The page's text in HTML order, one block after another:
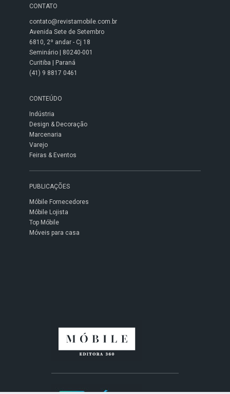
CONTATO
contato@revistamobile.com.br
Avenida Sete de Setembro
6810, 2º andar - Cj 18
Seminário | 80240-001
Curitiba | Paraná
(41) 9 8817 0461
CONTEÚDO
Indústria
Design & Decoração
Marcenaria
Varejo
Feiras & Eventos
PUBLICAÇÕES
Móbile Fornecedores
Móbile Lojista
Top Móbile
Móveis para casa